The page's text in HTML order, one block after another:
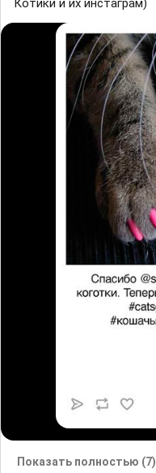
Котики и их инстаграм)
Показать полностью (7)